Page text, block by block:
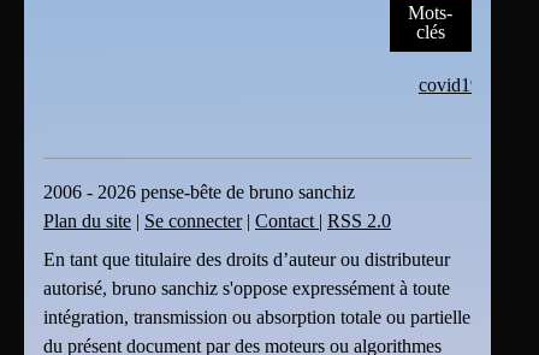
Mots-
clés
covid19
2006 - 2026 pense-bête de bruno sanchiz
Plan du site | Se connecter| Contact | RSS 2.0
En tant que titulaire des droits d’auteur ou distributeur
autorisé, bruno sanchiz s'oppose expressément à toute
intégration, transmission ou absorption totale ou partielle
du présent document par des moteurs ou algorithmes